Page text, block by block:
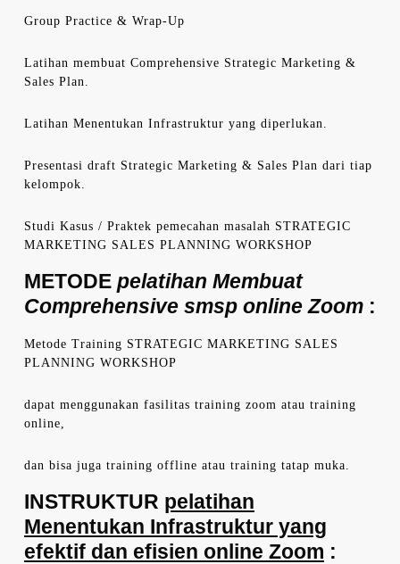
Group Practice & Wrap-Up
Latihan membuat Comprehensive Strategic Marketing &
Sales Plan.
Latihan Menentukan Infrastruktur yang diperlukan.
Presentasi draft Strategic Marketing & Sales Plan dari tiap
kelompok.
Studi Kasus / Praktek pemecahan masalah STRATEGIC
MARKETING SALES PLANNING WORKSHOP
METODE pelatihan Membuat
Comprehensive smsp online Zoom :
Metode Training STRATEGIC MARKETING SALES
PLANNING WORKSHOP
dapat menggunakan fasilitas training zoom atau training
online,
dan bisa juga training offline atau training tatap muka.
INSTRUKTUR pelatihan
Menentukan Infrastruktur yang
efektif dan efisien online Zoom :